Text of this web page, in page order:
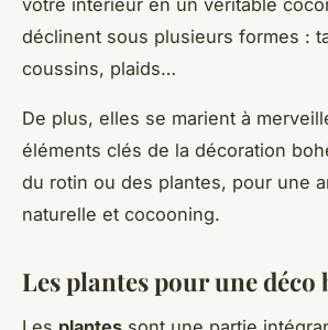
votre intérieur en un véritable
déclinent sous plusieurs formes :
coussins, plaids…
De plus, elles se marient à
éléments clés de la décoration
du rotin ou des plantes, pour une
naturelle et cocooning.
Les plantes pour une déco